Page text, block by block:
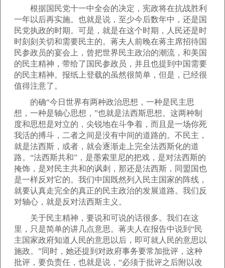
根据国民党十一中全会的决定，宪政将在抗战胜利
一年以后再实施。也就是说，至少今后数年中，还是国
民党执政的时期。可是，就是在这个时期，人民还是时
时刻刻关切和需要民主的。蒋夫人前晚在蒋主席招待国
民参政员的宴会上，曾把世界民主政治的潮流，和美国
的民主精神，带给了国民参政员，并且也提到中国需要
的民主精神。报纸上登载的虽然很简单，但是，已经很
值得注意了。
的确“今日世界有两种政治思想，一种是民主思
想，一种是轴心思想，”也就是法西斯思想。这两种制
度和思想是对立的，尖锐地在斗争着，而且是一场你死
我活的搏斗，二者之间是没有中间的道路的。不民主，
就是法西斯，或者，就会逐渐走上完全法西斯化的道
路。“法西斯共和”，是墨索里尼的把戏，是对法西斯的
掩饰，是对民主共和的讽刺，那还是法西斯，同盟国也
是一样反对它的。我们中国既然列入民主国家的阵线，
就要认真走完全的真正的民主政治的发展道路。我们反
对轴心，就是反对法西斯主义。
关于民主精神，要说和可说的话很多。我们在这
里，只是简单的讲几点意思。蒋夫人在报告中说到“民
主国家政府知道人民的意思以后，即可就人民的意思以
施政。”同时，她还提到对政府事务要常加批评，这种
批评，要负责任，也就是说，“必须于批评之后附以改